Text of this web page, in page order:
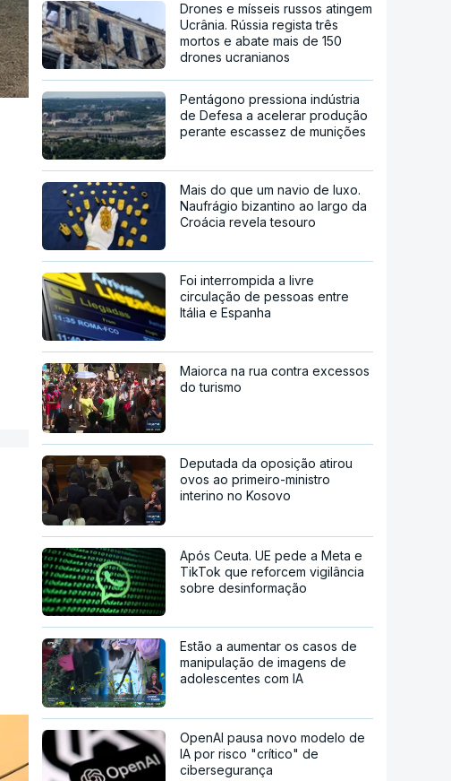
Drones e mísseis russos atingem
Ucrânia. Rússia regista três
mortos e abate mais de 150
drones ucranianos
Pentágono pressiona indústria
de Defesa a acelerar produção
perante escassez de munições
Mais do que um navio de luxo.
Naufrágio bizantino ao largo da
Croácia revela tesouro
Foi interrompida a livre
circulação de pessoas entre
Itália e Espanha
Maiorca na rua contra excessos
do turismo
Deputada da oposição atirou
ovos ao primeiro-ministro
interino no Kosovo
Após Ceuta. UE pede a Meta e
TikTok que reforcem vigilância
sobre desinformação
Estão a aumentar os casos de
manipulação de imagens de
adolescentes com IA
OpenAI pausa novo modelo de
IA por risco "crítico" de
cibersegurança